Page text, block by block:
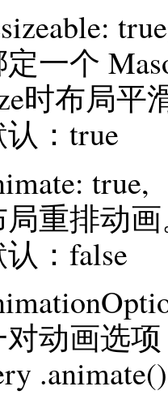
一个
时布局平
：true
true,
重排动画
：false
动画选